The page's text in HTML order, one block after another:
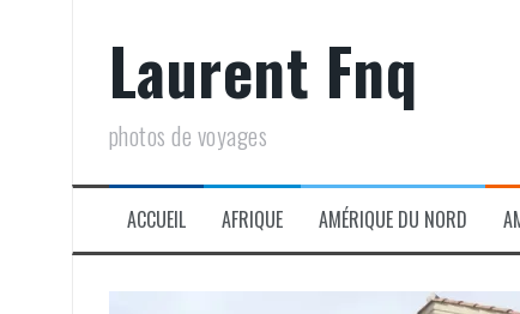
Laurent Fnq
photos de voyages
ACCUEIL AFRIQUE AMÉRIQUE DU NORD